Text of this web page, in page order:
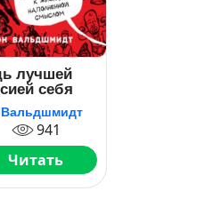
лучшей
себя
941
Читать